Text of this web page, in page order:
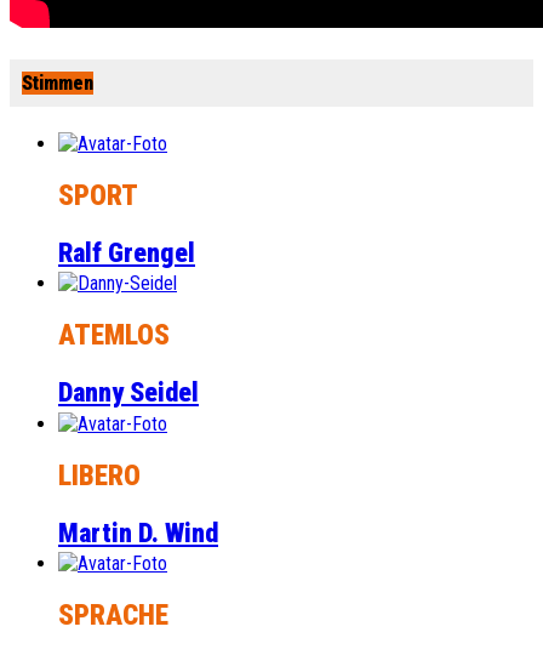
Stimmen
SPORT
Ralf Grengel
ATEMLOS
Danny Seidel
LIBERO
Martin D. Wind
SPRACHE